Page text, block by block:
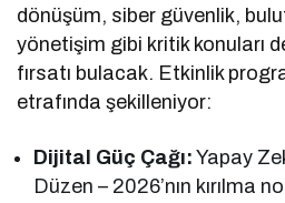
dönüşüm, siber güvenlik,
yönetişim gibi kritik konuları
fırsatı bulacak. Etkinlik
etrafında şekilleniyor:
Dijital Güç Çağı: Yapay
Düzen – 2026’nın kırılma